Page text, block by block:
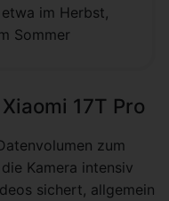
im Herbst,
Sommer
17T Pro
zum
Kamera intensiv
sichert, allgemein